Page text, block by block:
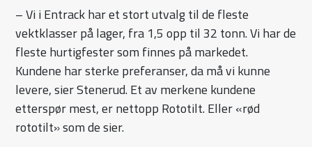
– Vi i Entrack har et stort utvalg til de fleste
vektklasser på lager, fra 1,5 opp til 32 tonn. Vi har de
fleste hurtigfester som finnes på markedet.
Kundene har sterke preferanser, da må vi kunne
levere, sier Stenerud. Et av merkene kundene
etterspør mest, er nettopp Rototilt. Eller «rød
rototilt» som de sier.